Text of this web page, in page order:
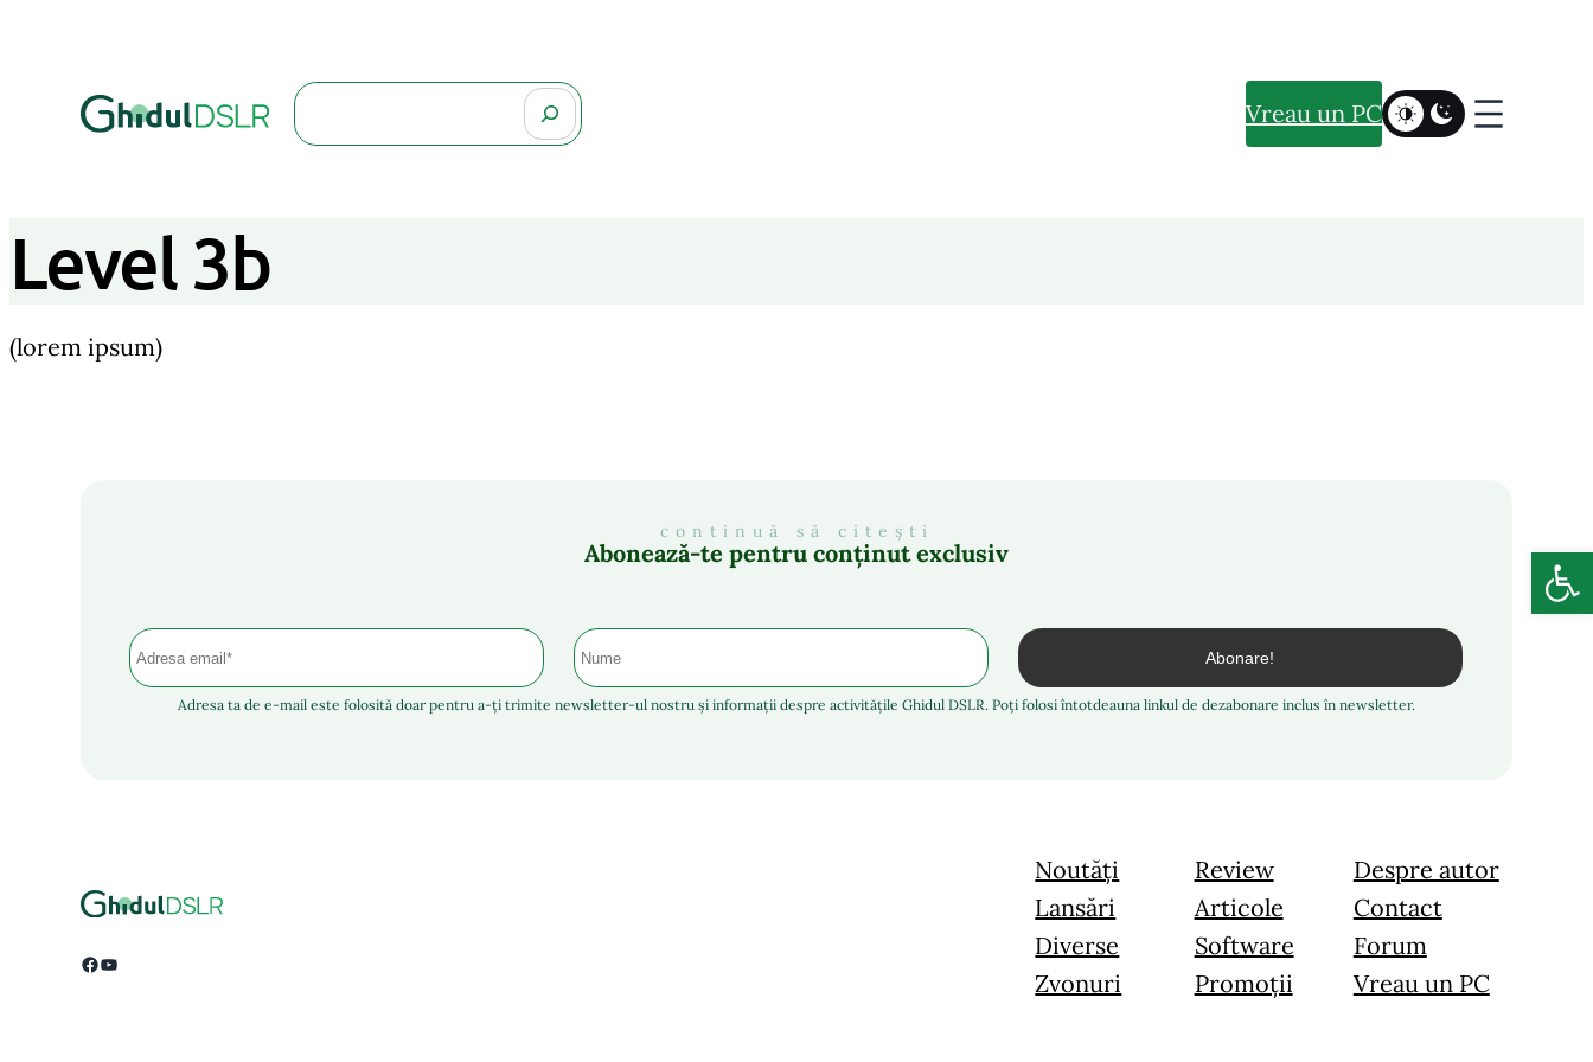
Search Vreau un PC
Level 3b
(lorem ipsum)
continuă să citești
Abonează-te pentru conținut exclusiv
Adresa ta de e-mail este folosită doar pentru a-ți trimite newsletter-ul nostru și informații despre activitățile Ghidul DSLR. Poți folosi întotdeauna linkul de dezabonare inclus în newsletter.
Facebook YouTube
Noutăți
Lansări
Diverse
Zvonuri
Review
Articole
Software
Promoții
Despre autor
Contact
Forum
Vreau un PC